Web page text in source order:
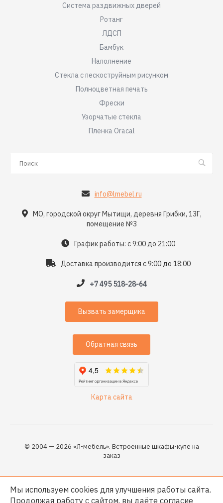
Система раздвижных дверей
Ротанг
ЛДСП
Бамбук
Наполнение
Стекла с пескоструйным рисунком
Полноцветная печать
Фрески
Узорчатые стекла
Пленка Oracal
info@lmebel.ru
МО, городской округ Мытищи, деревня Грибки, 13Г,
помещение №3
График работы: с 9:00 до 21:00
Доставка производится с 9:00 до 18:00
+7 495 518-28-64
Вызвать замерщика
Обратная связь
Карта сайта
© 2004 — 2026 «Л-мебель». Встроенные шкафы-купе на
заказ
Мы используем cookies для улучшения работы сайта.
Продолжая работу с сайтом, вы даёте согласие